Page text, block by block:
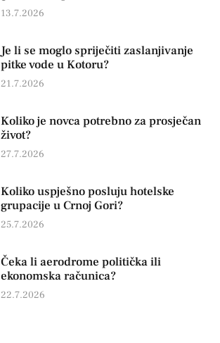
13.7.2026
Je li se moglo spriječiti zaslanjivanje
pitke vode u Kotoru?
21.7.2026
Koliko je novca potrebno za prosječan
život?
27.7.2026
Koliko uspješno posluju hotelske
grupacije u Crnoj Gori?
25.7.2026
Čeka li aerodrome politička ili
ekonomska računica?
22.7.2026